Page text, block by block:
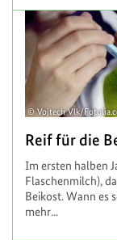
Vojtech Vlk/
Reif für die
Im ersten halben
Flaschenmilch),
Beikost. Wann es
mehr...